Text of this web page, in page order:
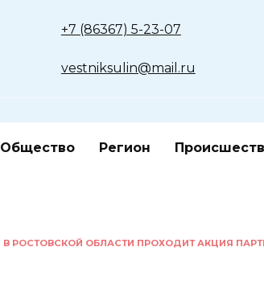
+7 (86367) 5-23-07
vestniksulin@mail.ru
Общество Регион
В РОСТОВСКОЙ ОБЛАСТИ ПРОХОДИТ АКЦИЯ